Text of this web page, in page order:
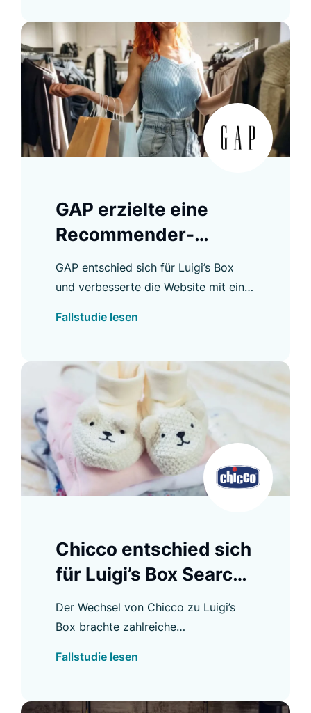
GAP erzielte eine
Recommender-
Konversionsrate von
28 %
GAP entschied sich für Luigi’s Box
und verbesserte die Website mit einer
übergreifend relevante Ergebnisse
Fallstudie lesen
Chicco entschied sich
für Luigi’s Box Search
und verbesserte das
Einkaufserlebnis
Der Wechsel von Chicco zu Luigi’s
Box brachte zahlreiche
Autocomplete CTR und eine stärkere
Fallstudie lesen